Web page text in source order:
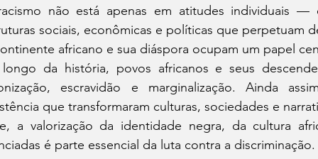
não está apenas em atitudes individuais —
sociais, econômicas e políticas que perpetuam
africano e sua diáspora ocupam um papel
da história, povos africanos e seus
escravidão e marginalização. Ainda
que transformaram culturas, sociedades e
a valorização da identidade negra, da cultura
é parte essencial da luta contra a discriminação.